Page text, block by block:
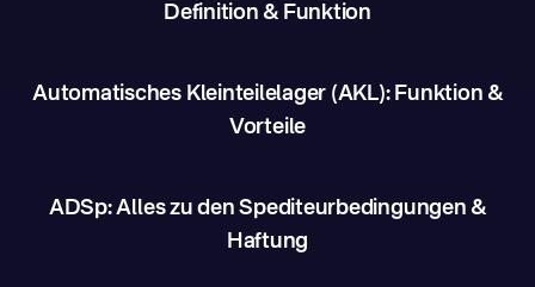
Definition & Funktion
Automatisches Kleinteilelager (AKL): Funktion &
Vorteile
ADSp: Alles zu den Spediteurbedingungen &
Haftung